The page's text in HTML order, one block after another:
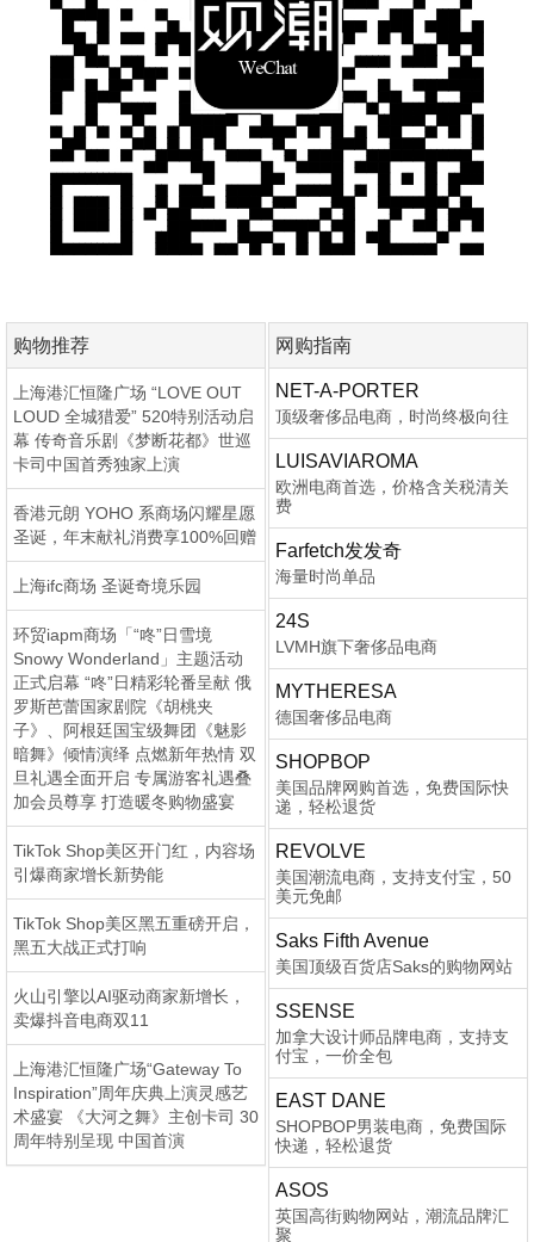
购物推荐
上海港汇恒隆广场 “LOVE OUT
LOUD 全城猎爱” 520特别活动启
幕 传奇音乐剧《梦断花都》世巡
卡司中国首秀独家上演
香港元朗 YOHO 系商场闪耀星愿
圣诞，年末献礼消费享100%回赠
上海ifc商场 圣诞奇境乐园
环贸iapm商场「“咚”日雪境
Snowy Wonderland」主题活动
正式启幕 “咚”日精彩轮番呈献 俄
罗斯芭蕾国家剧院《胡桃夹
子》、阿根廷国宝级舞团《魅影
暗舞》倾情演绎 点燃新年热情 双
旦礼遇全面开启 专属游客礼遇叠
加会员尊享 打造暖冬购物盛宴
TikTok Shop美区开门红，内容场
引爆商家增长新势能
TikTok Shop美区黑五重磅开启，
黑五大战正式打响
火山引擎以AI驱动商家新增长，
卖爆抖音电商双11
上海港汇恒隆广场“Gateway To
Inspiration”周年庆典上演灵感艺
术盛宴 《大河之舞》主创卡司 30
周年特别呈现 中国首演
网购指南
NET-A-PORTER
顶级奢侈品电商，时尚终极向往
LUISAVIAROMA
欧洲电商首选，价格含关税清关
费
Farfetch发发奇
海量时尚单品
24S
LVMH旗下奢侈品电商
MYTHERESA
德国奢侈品电商
SHOPBOP
美国品牌网购首选，免费国际快
递，轻松退货
REVOLVE
美国潮流电商，支持支付宝，50
美元免邮
Saks Fifth Avenue
美国顶级百货店Saks的购物网站
SSENSE
加拿大设计师品牌电商，支持支
付宝，一价全包
EAST DANE
SHOPBOP男装电商，免费国际
快递，轻松退货
ASOS
英国高街购物网站，潮流品牌汇
聚